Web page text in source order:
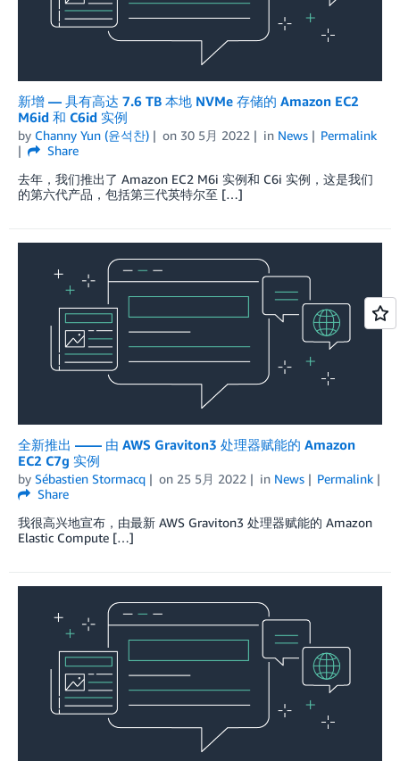
新增 — 具有高达 7.6 TB 本地 NVMe 存储的 Amazon EC2
M6id 和 C6id 实例
by Channy Yun (윤석찬) on 30 5月 2022 in News
Permalink
Share
去年，我们推出了 Amazon EC2 M6i 实例和 C6i 实例，这是我们
的第六代产品，包括第三代英特尔至 […]
全新推出 —— 由 AWS Graviton3 处理器赋能的 Amazon
EC2 C7g 实例
by Sébastien Stormacq on 25 5月 2022 in News
Permalink
Share
我很高兴地宣布，由最新 AWS Graviton3 处理器赋能的 Amazon
Elastic Compute […]